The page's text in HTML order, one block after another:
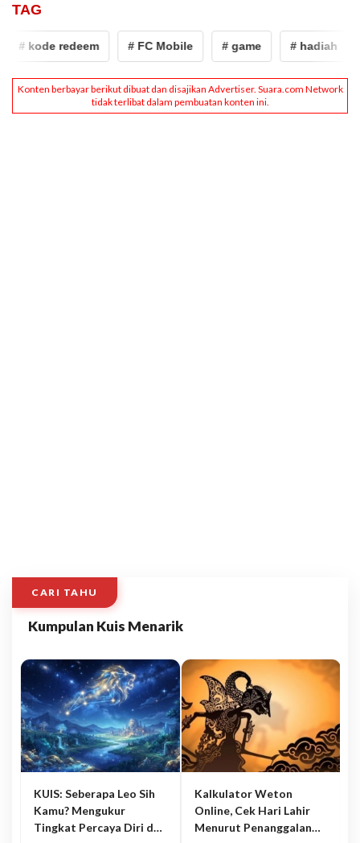
TAG
redeem # FC Mobile # game # hadiah
CARI TAHU
Kumpulan Kuis Menarik
KUIS: Seberapa Leo Sih
Kamu? Mengukur
Tingkat Percaya Diri dan
Kalkulator Weton
Online, Cek Hari Lahir
Menurut Penanggalan